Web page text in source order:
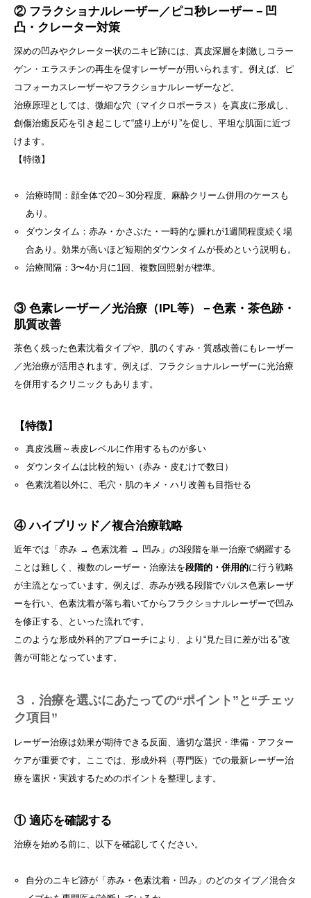
② フラクショナルレーザー／ピコ秒レーザー－凹
凸・クレーター対策
深めの凹みやクレーター状のニキビ跡には、真皮深層を刺激しコラー
ゲン・エラスチンの再生を促すレーザーが用いられます。例えば、ピ
コフォーカスレーザーやフラクショナルレーザーなど。
治療原理としては、微細な穴（マイクロポーラス）を真皮に形成し、
創傷治癒反応を引き起こして“盛り上がり”を促し、平坦な肌面に近づ
けます。
【特徴】
治療時間：顔全体で20～30分程度、麻酔クリーム併用のケースも
あり。
ダウンタイム：赤み・かさぶた・一時的な腫れが1週間程度続く場
合あり。効果が高いほど短期的ダウンタイムが長めという説明も。
治療間隔：3〜4か月に1回、複数回照射が標準。
③ 色素レーザー／光治療（IPL等）－色素・茶色跡・
肌質改善
茶色く残った色素沈着タイプや、肌のくすみ・質感改善にもレーザー
／光治療が活用されます。例えば、フラクショナルレーザーに光治療
を併用するクリニックもあります。
【特徴】
真皮浅層～表皮レベルに作用するものが多い
ダウンタイムは比較的短い（赤み・皮むけで数日）
色素沈着以外に、毛穴・肌のキメ・ハリ改善も目指せる
④ ハイブリッド／複合治療戦略
近年では「赤み → 色素沈着 → 凹み」の3段階を単一治療で網羅する
ことは難しく、複数のレーザー・治療法を段階的・併用的に行う戦略
が主流となっています。例えば、赤みが残る段階でパルス色素レーザ
ーを行い、色素沈着が落ち着いてからフラクショナルレーザーで凹み
を修正する、といった流れです。
このような形成外科的アプローチにより、より“見た目に差が出る”改
善が可能となっています。
３．治療を選ぶにあたっての“ポイント”と“チェッ
ク項目”
レーザー治療は効果が期待できる反面、適切な選択・準備・アフター
ケアが重要です。ここでは、形成外科（専門医）での最新レーザー治
療を選択・実践するためのポイントを整理します。
① 適応を確認する
治療を始める前に、以下を確認してください。
自分のニキビ跡が「赤み・色素沈着・凹み」のどのタイプ／混合タ